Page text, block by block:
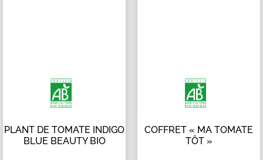
PLANT DE TOMATE INDIGO
BLUE BEAUTY BIO
COFFRET « MA TOMATE
TÔT »